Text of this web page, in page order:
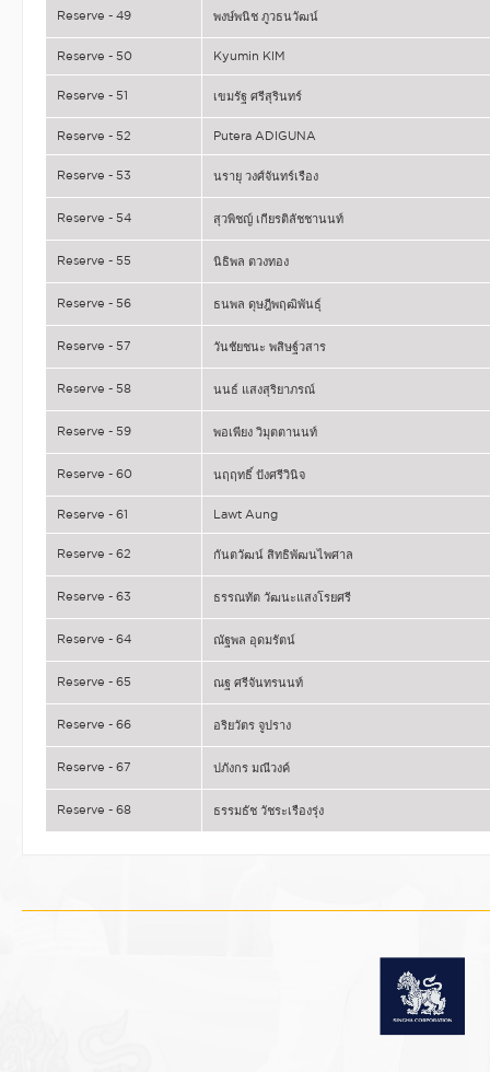
Reserve - 49 พงษ์พนิช ภูวธนวัฒน์
Reserve - 50 Kyumin KIM
Reserve - 51 เขมรัฐ ศรีสุรินทร์
Reserve - 52 Putera ADIGUNA
Reserve - 53 นรายุ วงศ์จันทร์เรือง
Reserve - 54 สุวพิชญ์ เกียรติลัชชานนท์
Reserve - 55 นิธิพล ตวงทอง
Reserve - 56 ธนพล ดุษฎีพฤฒิพันธุ์
Reserve - 57 วันชัยชนะ พสิษฐ์วสาร
Reserve - 58 นนธ์ แสงสุริยาภรณ์
Reserve - 59 พอเพียง วิมุตตานนท์
Reserve - 60 นฤฤทธิ์ ปังศรีวินิจ
Reserve - 61 Lawt Aung
Reserve - 62 กันตวัฒน์ สิทธิพัฒนไพศาล
Reserve - 63 ธรรณทัต วัฒนะแสงโรยศรี
Reserve - 64 ณัฐพล อุดมรัตน์
Reserve - 65 ณฐ ศรีจันทรนนท์
Reserve - 66 อริยวัตร จูปราง
Reserve - 67 ปภังกร มณีวงค์
Reserve - 68 ธรรมธัช วัชระเรืองรุ่ง